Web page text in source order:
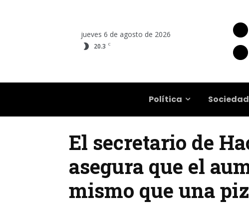
jueves 6 de agosto de 2026
20.3 C
Política Sociedad
El secretario de
asegura que el
mismo que una